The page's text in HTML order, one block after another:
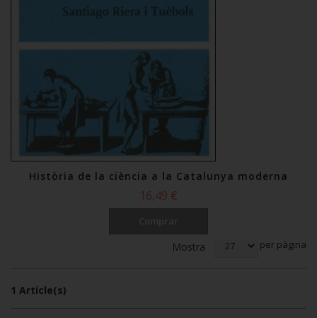
Història de la ciència a la Catalunya moderna
16,49 €
Mostra
per pàgina
1 Article(s)